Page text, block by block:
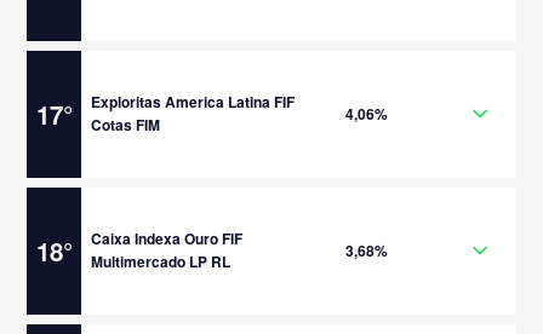
17°
Exploritas America Latina FIF
Cotas FIM
4,06%
18°
Caixa Indexa Ouro FIF
Multimercado LP RL
3,68%